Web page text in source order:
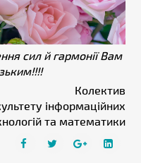
сил й гармонії Вам
Колектив
інформаційних
та математики